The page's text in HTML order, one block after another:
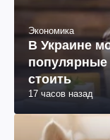
Экономика
В Украине
популярные
стоить
17 часов назад